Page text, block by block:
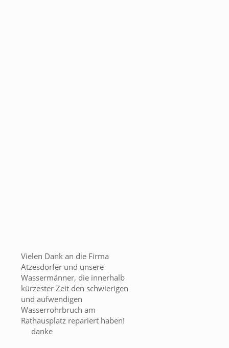
Vielen Dank an die Firma
Atzesdorfer und unsere
Wassermänner, die innerhalb
kürzester Zeit den schwierigen
und aufwendigen
Wasserrohrbruch am
Rathausplatz repariert haben!
danke